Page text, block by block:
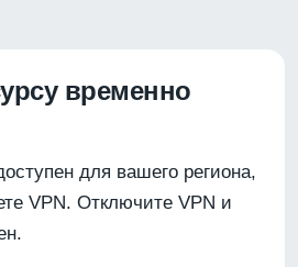
временно
для вашего региона,
VPN. Отключите VPN и